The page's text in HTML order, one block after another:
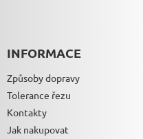
INFORMACE
Způsoby dopravy
Tolerance řezu
Kontakty
Jak nakupovat